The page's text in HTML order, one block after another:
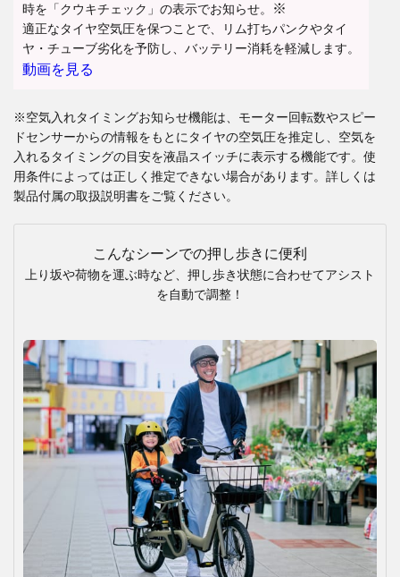
時を「クウキチェック」の表示でお知らせ。
※
適正なタイヤ空気圧を保つことで、リム打ちパンクやタイ
ヤ・チューブ劣化を予防し、バッテリー消耗を軽減します。
動画を見る
※空気入れタイミングお知らせ機能は、モーター回転数やスピー
ドセンサーからの情報をもとにタイヤの空気圧を推定し、空気を
入れるタイミングの目安を液晶スイッチに表示する機能です。使
用条件によっては正しく推定できない場合があります。詳しくは
製品付属の取扱説明書をご覧ください。
こんなシーンでの押し歩きに便利
上り坂や荷物を運ぶ時など、押し歩き状態に合わせてアシスト
を自動で調整！